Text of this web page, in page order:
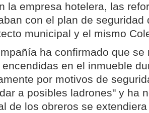
la empresa hotelera, las
con el plan de seguridad
municipal y el mismo
ha confirmado que se
encendidas en el inmueble
por motivos de
a posibles ladrones" y ha
de los obreros se